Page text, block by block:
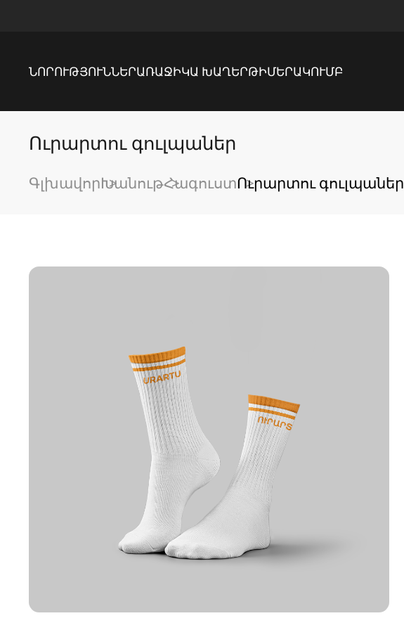
ՆՈՐՈՒԹՅՈՒՆՆԵՐԱՌԱՋԻԿԱ ԽԱՂԵՐԹԻՄԵՐԱԿՈՒՄԲ
Ուրարտու գուլպաներ
ԳլխավորԽանութՀագուստՈւրարտու գուլպաներ